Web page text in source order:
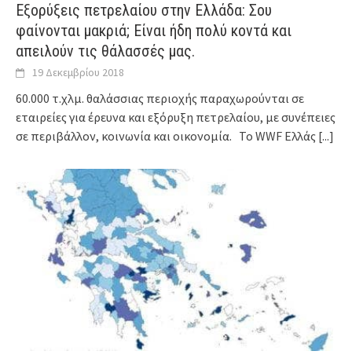
Εξορύξεις πετρελαίου στην Ελλάδα: Σου
φαίνονται μακριά; Είναι ήδη πολύ κοντά και
απειλούν τις θάλασσές μας.
19 Δεκεμβρίου 2018
60.000 τ.χλμ. θαλάσσιας περιοχής παραχωρούνται σε
εταιρείες για έρευνα και εξόρυξη πετρελαίου, με συνέπειες
σε περιβάλλον, κοινωνία και οικονομία. Το WWF Ελλάς [...]